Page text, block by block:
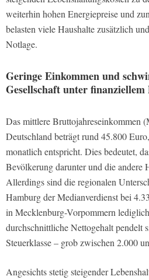
weiterhin hohen Energiepreise und
belasten viele Haushalte zusätzlich
Notlage.
Geringe Einkommen und
Gesellschaft unter
Das mittlere Bruttojahreseinkommen
Deutschland beträgt rund 45.800
monatlich entspricht. Dies bedeutet,
Bevölkerung darunter und die andere
Allerdings sind die regionalen
Hamburg der Medianverdienst bei
in Mecklenburg-Vorpommern
durchschnittliche Nettogehalt pendelt
Steuerklasse – grob zwischen 2.000
Angesichts stetig steigender